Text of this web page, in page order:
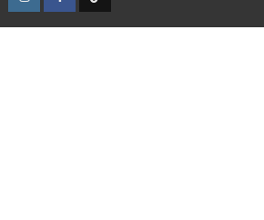
InstagramFacebook
TikTok